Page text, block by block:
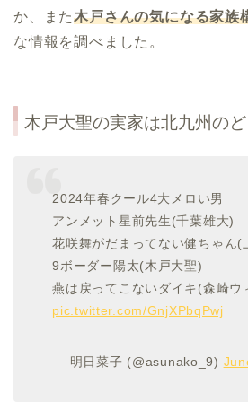
か、また木戸さんの気になる家族
な情報を調べました。
木戸大聖の実家は北九州の
2024年春クール4大メロい男
アンメット星前先生(千葉雄大)
花咲舞がだまってない健ちゃん(
9ボーダー陽太(木戸大聖)
燕は戻ってこないダイキ(森崎ウ
pic.twitter.com/GnjXPbqPwj
— 明日菜子 (@asunako_9)